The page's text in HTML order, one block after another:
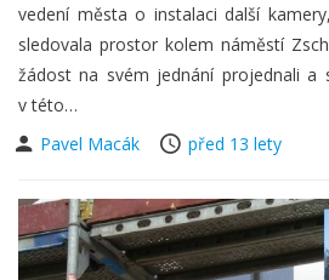
vedení města o instalaci další
sledovala prostor kolem náměstí
žádost na svém jednání projednali a
v této…
Pavel Macák
před 13 lety